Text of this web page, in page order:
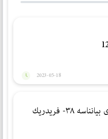
2023-05-18
زنجیرەی بیانناسە ٣٨- فریدریك